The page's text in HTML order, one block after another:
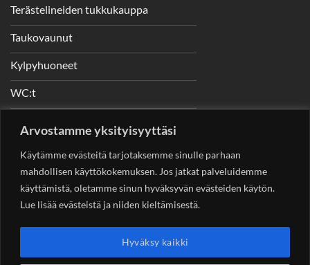
Arvostamme yksityisyyttäsi
Käytämme evästeitä tarjotaksemme sinulle parhaan
mahdollisen käyttökokemuksen. Jos jatkat palveluidemme
käyttämistä, oletamme sinun hyväksyvän evästeiden käytön.
Lue lisää evästeistä ja niiden kieltämisestä.
Hyväksy kaikki
Terästelineiden tukkukauppa
Taukovaunut
Kylpyhuoneet
WC:t
YHTEYSTIEDOT
Helsingin Rakennuskonevuokraus OySotungintie 449,
00890 Helsinki 0400 99 53 63
asiakaspalvelu@rakennuskonevuokraus.fi